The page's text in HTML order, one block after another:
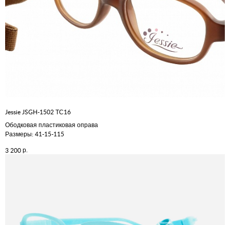
Jessie JSGH-1502 ТС16
Ободковая пластиковая оправа
Размеры: 41-15-115
3 200р.